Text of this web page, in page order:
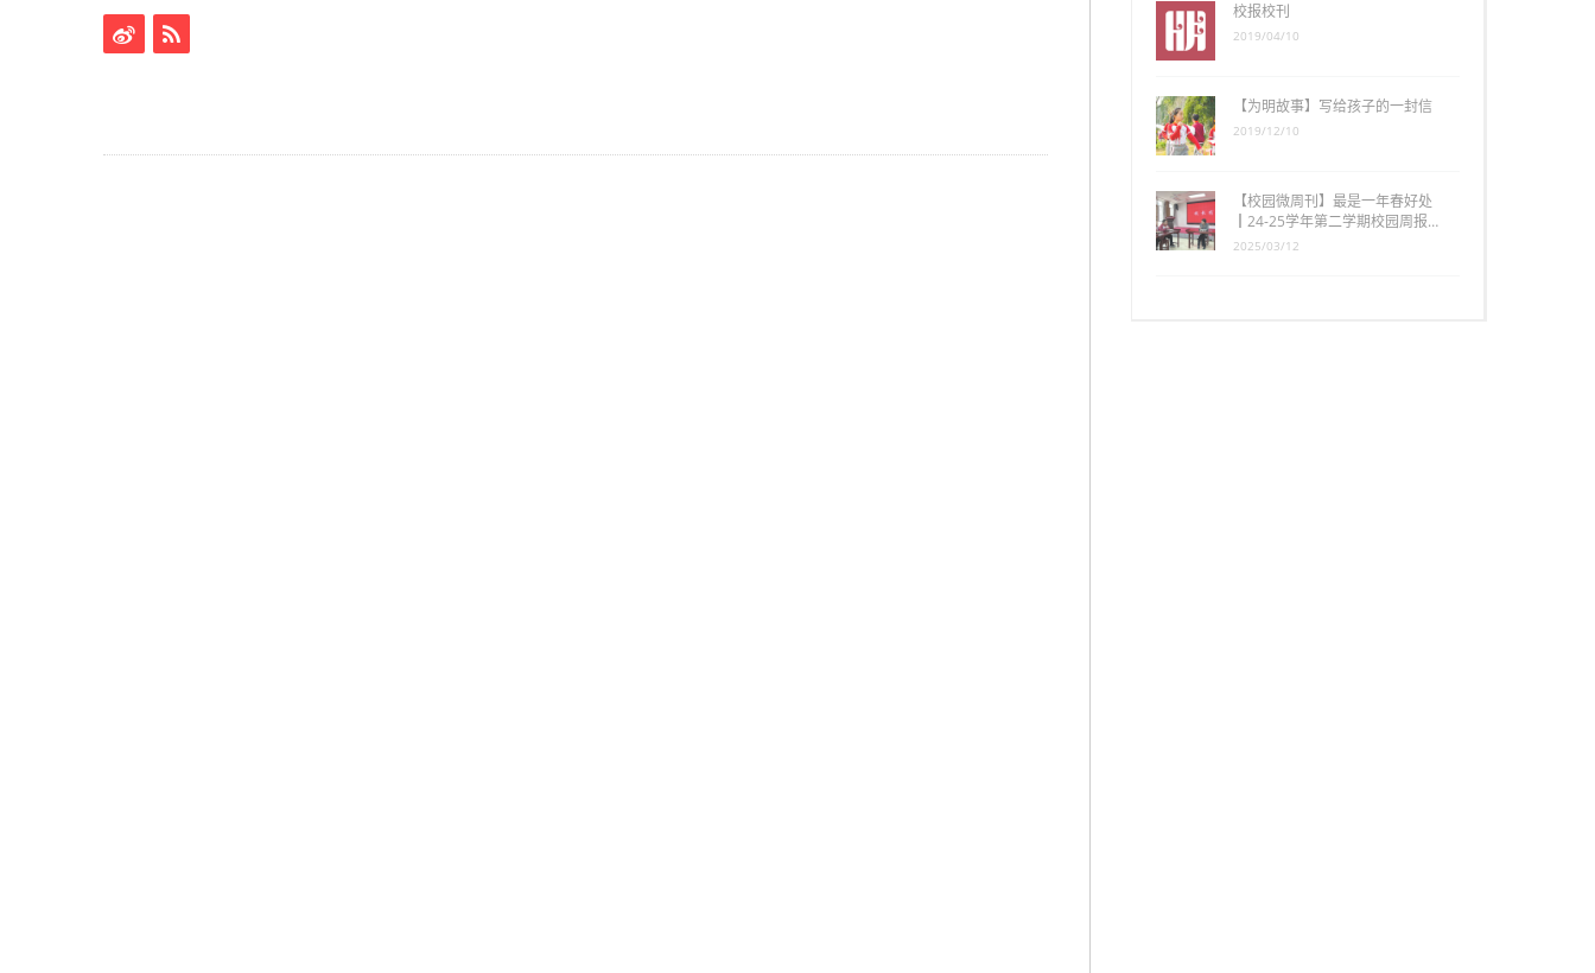
校报校刊
2019/04/10
【为明故事】写给孩子的一封信
2019/12/10
【校园微周刊】最是一年春好处
┃24-25学年第二学期校园周报…
2025/03/12